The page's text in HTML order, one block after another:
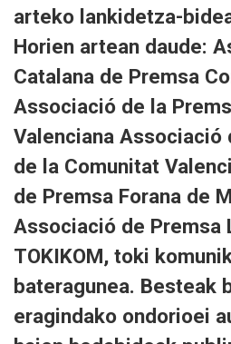
arteko lankidetza-
Horien artean daude:
Catalana de Premsa
Associació de la
Valenciana Associació
de la Comunitat
de Premsa Forana de
Associació de Premsa
TOKIKOM, toki
bateragunea. Besteak
eragindako ondorioei